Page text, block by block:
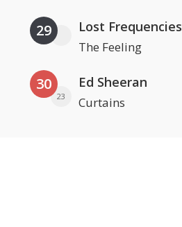
29 Lost Frequencies
The Feeling
30
23
Ed Sheeran
Curtains